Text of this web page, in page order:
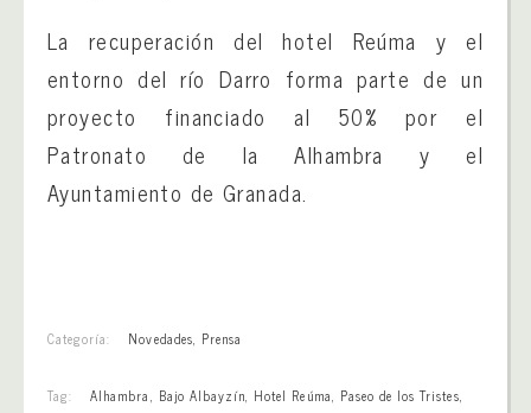
La recuperación del hotel Reúma y el
entorno del río Darro forma parte de un
proyecto financiado al 50% por el
Patronato de la Alhambra y el
Ayuntamiento de Granada.
Categoría: Novedades Prensa
Tag: Alhambra Bajo Albayzín Hotel Reúma Paseo de los Tristes